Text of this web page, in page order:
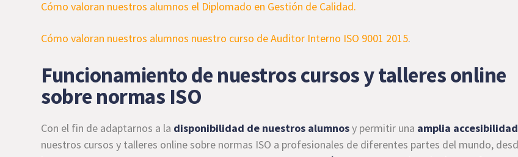
Cómo valoran nuestros alumnos el Diplomado en Gestión de Calidad.
Cómo valoran nuestros alumnos nuestro curso de Auditor Interno ISO 9001 2015.
Funcionamiento de nuestros cursos y talleres online
sobre normas ISO
Con el fin de adaptarnos a la disponibilidad de nuestros alumnosy permitir una amplia accesibilidad
nuestros cursos y talleres online sobre normas ISO a profesionales de diferentes partes del mundo,